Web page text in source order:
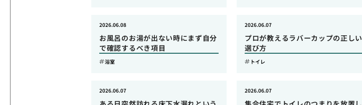
お風呂のお湯が出ない時にまず自分
で確認するべき項目
2026.06.08
浴室
プロが教えるラバーカップの正しい
選び方
2026.06.07
トイレ
2026.06.07 2026.06.07